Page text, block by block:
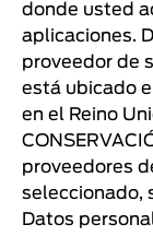
donde usted
aplicaciones.
proveedor de
está ubicado
en el Reino
proveedores
seleccionado,
Datos